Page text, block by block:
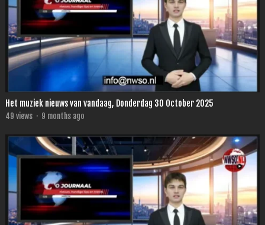
Het muziek nieuws van vandaag, Donderdag 30 October 2025
49 views · 9 months ago